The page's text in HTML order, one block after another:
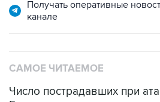
Получать оперативные
канале
САМОЕ ЧИТАЕМОЕ
Число пострадавших при